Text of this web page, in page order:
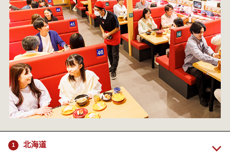
1 北海道